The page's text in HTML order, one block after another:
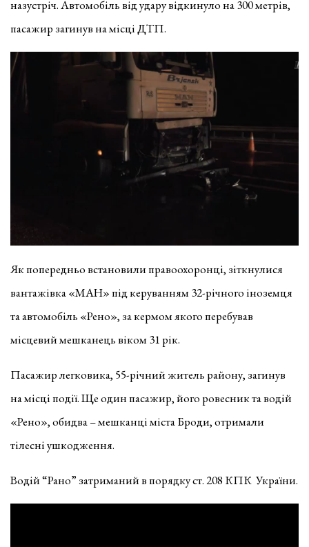
назустріч. Автомобіль від удару відкинуло на 300 метрів,
пасажир загинув на місці ДТП.
Як попередньо встановили правоохоронці, зіткнулися
вантажівка «МАН» під керуванням 32-річного іноземця
та автомобіль «Рено», за кермом якого перебував
місцевий мешканець віком 31 рік.
Пасажир легковика, 55-річний житель району, загинув
на місці події. Ще один пасажир, його ровесник та водій
«Рено», обидва – мешканці міста Броди, отримали
тілесні ушкодження.
Водій “Рано” затриманий в порядку ст. 208 КПК України.